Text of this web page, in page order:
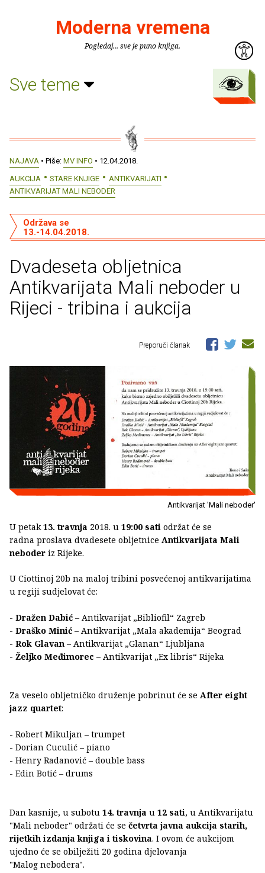
Moderna vremena
Pogledaj... sve je puno knjiga.
Sve teme
NAJAVA • Piše: MV INFO • 12.04.2018.
AUKCIJA
STARE KNJIGE
ANTIKVARIJATI
ANTIKVARIJAT MALI NEBODER
Dvadeseta obljetnica
Antikvarijata Mali neboder u
Rijeci - tribina i aukcija
Održava se
13.-14.04.2018.
Preporuči članak
Antikvarijat 'Mali neboder'
U petak13. travnja 2018. u 19:00 sati održat će se
radna proslava dvadesete obljetnice Antikvarijata Mali
neboder iz Rijeke.
U Ciottinoj 20b na maloj tribini posvećenoj antikvarijatima
u regiji sudjelovat će:
- Dražen Dabić – Antikvarijat „Bibliofil“ Zagreb
- Draško Minić – Antikvarijat „Mala akademija“ Beograd
- Rok Glavan – Antikvarijat „Glanan“ Ljubljana
- Željko Međimorec – Antikvarijat „Ex libris“ Rijeka
Za veselo obljetničko druženje pobrinut će se After eight
jazz quartet:
- Robert Mikuljan – trumpet
- Dorian Cuculić – piano
- Henry Radanović – double bass
- Edin Botić – drums
Dan kasnije, u subotu 14. travnja u 12 sati, u Antikvarijatu
"Mali neboder" održati će se četvrta javna aukcija starih,
rijetkih izdanja knjiga i tiskovina. I ovom će aukcijom
ujedno će se obilježiti 20 godina djelovanja
"Malog nebodera".